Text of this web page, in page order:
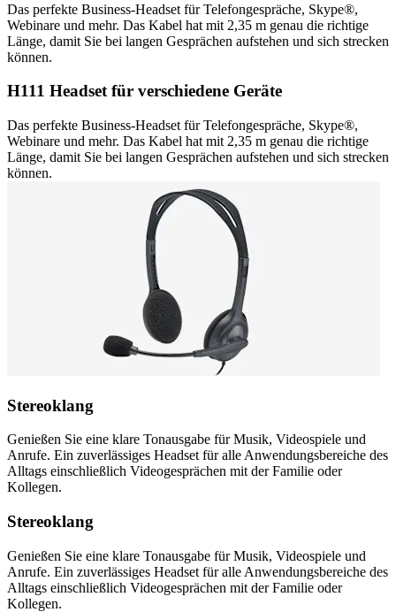
Das perfekte Business-Headset für Telefongespräche, Skype®,
Webinare und mehr. Das Kabel hat mit 2,35 m genau die richtige
Länge, damit Sie bei langen Gesprächen aufstehen und sich strecken
können.
H111 Headset für verschiedene Geräte
Das perfekte Business-Headset für Telefongespräche, Skype®,
Webinare und mehr. Das Kabel hat mit 2,35 m genau die richtige
Länge, damit Sie bei langen Gesprächen aufstehen und sich strecken
können.
Stereoklang
Genießen Sie eine klare Tonausgabe für Musik, Videospiele und
Anrufe. Ein zuverlässiges Headset für alle Anwendungsbereiche des
Alltags einschließlich Videogesprächen mit der Familie oder
Kollegen.
Stereoklang
Genießen Sie eine klare Tonausgabe für Musik, Videospiele und
Anrufe. Ein zuverlässiges Headset für alle Anwendungsbereiche des
Alltags einschließlich Videogesprächen mit der Familie oder
Kollegen.